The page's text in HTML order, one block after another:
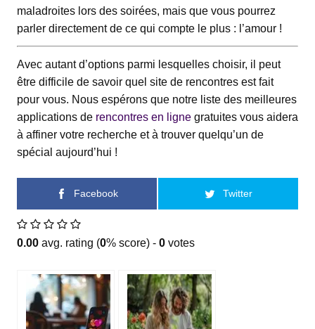
maladroites lors des soirées, mais que vous pourrez
parler directement de ce qui compte le plus : l’amour !
Avec autant d’options parmi lesquelles choisir, il peut
être difficile de savoir quel site de rencontres est fait
pour vous. Nous espérons que notre liste des meilleures
applications de rencontres en ligne gratuites vous aidera
à affiner votre recherche et à trouver quelqu’un de
spécial aujourd’hui !
Facebook Twitter
0.00 avg. rating (0% score) - 0 votes